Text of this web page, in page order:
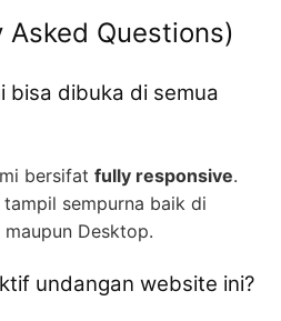
Asked Questions)
bisa dibuka di semua
bersifat fully responsive.
sempurna baik di
Desktop.
undangan website ini?